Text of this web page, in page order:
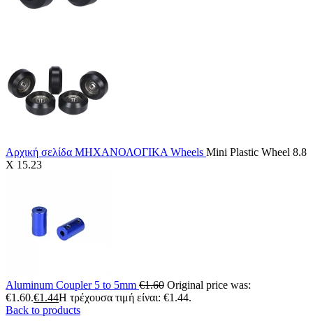
Αρχική σελίδα ΜΗΧΑΝΟΛΟΓΙΚΑ Wheels Mini Plastic Wheel 8.8
X 15.23
Aluminum Coupler 5 to 5mm €1.60 Original price was:
€1.60.€1.44Η τρέχουσα τιμή είναι: €1.44.
Back to products